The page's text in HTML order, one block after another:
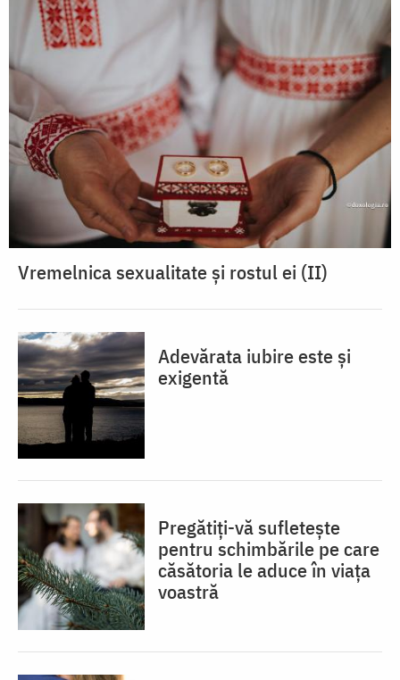
Vremelnica sexualitate și rostul ei (II)
Adevărata iubire este și
exigentă
Pregătiți-vă sufletește
pentru schimbările pe care
căsătoria le aduce în viața
voastră